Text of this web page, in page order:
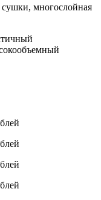
сушки, многослойная